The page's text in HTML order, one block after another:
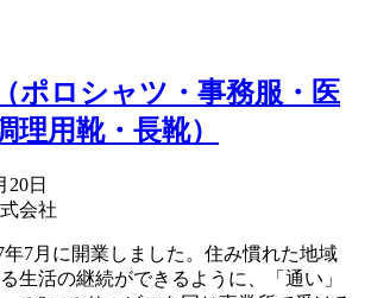
ポロシャツ・事務服・医
理用靴・長靴）
20日
会社
年7月に開業しました。住み慣れた地域
生活の継続ができるように、「通い」